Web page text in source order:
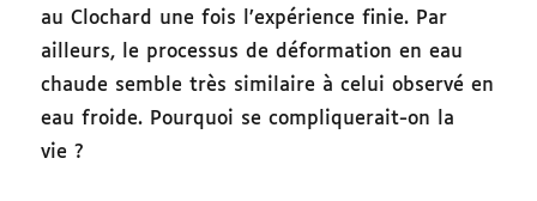
au Clochard une fois l’expérience finie. Par
ailleurs, le processus de déformation en eau
chaude semble très similaire à celui observé en
eau froide. Pourquoi se compliquerait-on la
vie ?